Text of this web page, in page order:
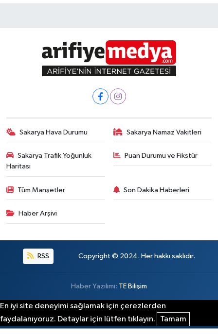
Sakarya Hava Durumu Sakarya Namaz Vakitleri
Sakarya Trafik Yoğunluk
Haritası
Puan Durumu ve Fikstür
Tüm Manşetler Son Dakika Haberleri
Haber Arşivi
RSS Copyright © 2024. Her hakkı saklıdır.
Haber Yazılımı: TE Bilişim
En iyi site deneyimi sağlamak için çerezlerden
faydalanıyoruz. Detaylar için lütfen tıklayın.
Tamam